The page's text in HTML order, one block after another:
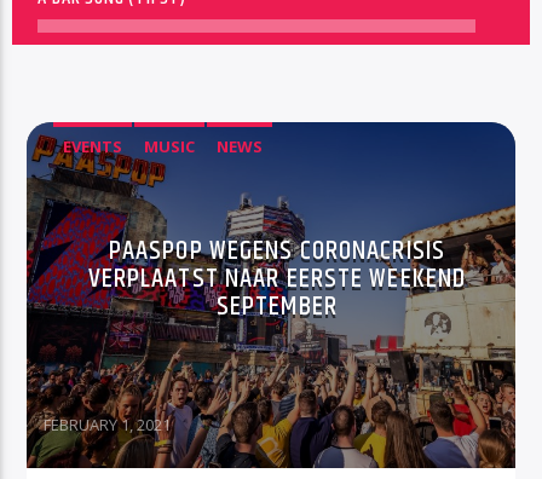
EVENTS MUSIC NEWS
PAASPOP WEGENS CORONACRISIS
VERPLAATST NAAR EERSTE WEEKEND
SEPTEMBER
FEBRUARY 1, 2021